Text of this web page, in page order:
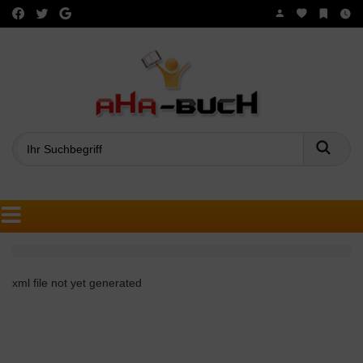
xml file not yet generated